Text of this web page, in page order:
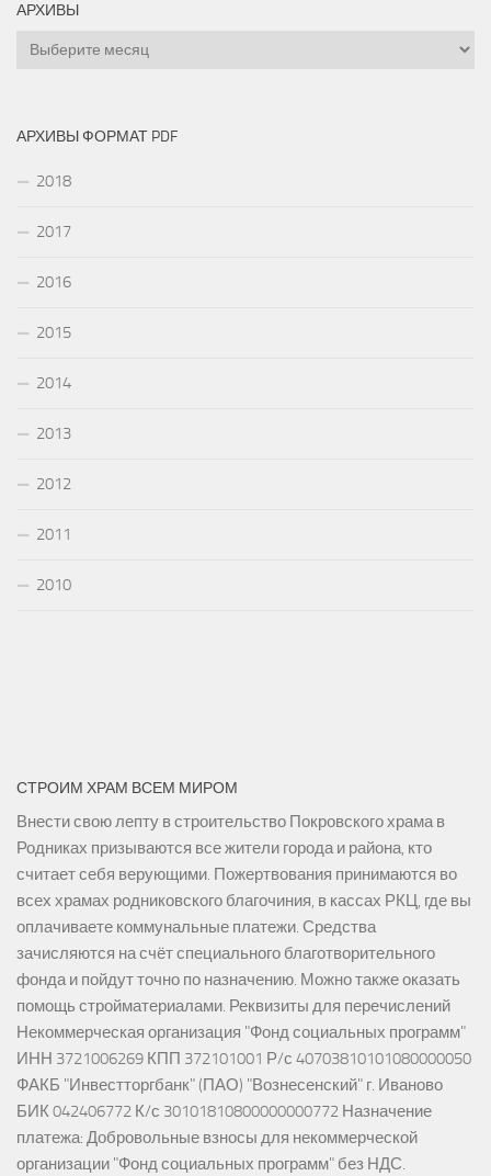
АРХИВЫ
Архивы
АРХИВЫ ФОРМАТ PDF
2018
2017
2016
2015
2014
2013
2012
2011
2010
СТРОИМ ХРАМ ВСЕМ МИРОМ
Внести свою лепту в строительство Покровского храма в
Родниках призываются все жители города и района, кто
считает себя верующими. Пожертвования принимаются во
всех храмах родниковского благочиния, в кассах РКЦ, где вы
оплачиваете коммунальные платежи. Средства
зачисляются на счёт специального благотворительного
фонда и пойдут точно по назначению. Можно также оказать
помощь стройматериалами. Реквизиты для перечислений
Некоммерческая организация "Фонд социальных программ"
ИНН 3721006269 КПП 372101001 Р/с 40703810101080000050
ФАКБ "Инвестторгбанк" (ПАО) "Вознесенский" г. Иваново
БИК 042406772 К/с 30101810800000000772 Назначение
платежа: Добровольные взносы для некоммерческой
организации "Фонд социальных программ" без НДС.